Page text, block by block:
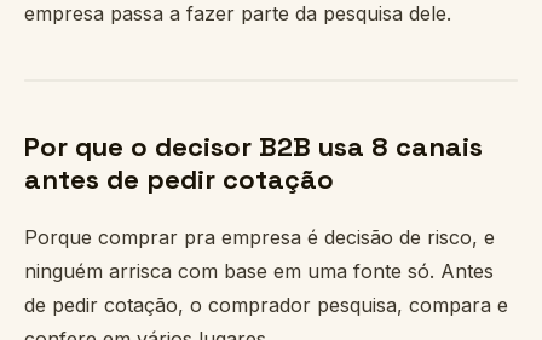
empresa passa a fazer parte da pesquisa dele.
Por que o decisor B2B usa 8 canais
antes de pedir cotação
Porque comprar pra empresa é decisão de risco, e
ninguém arrisca com base em uma fonte só. Antes
de pedir cotação, o comprador pesquisa, compara e